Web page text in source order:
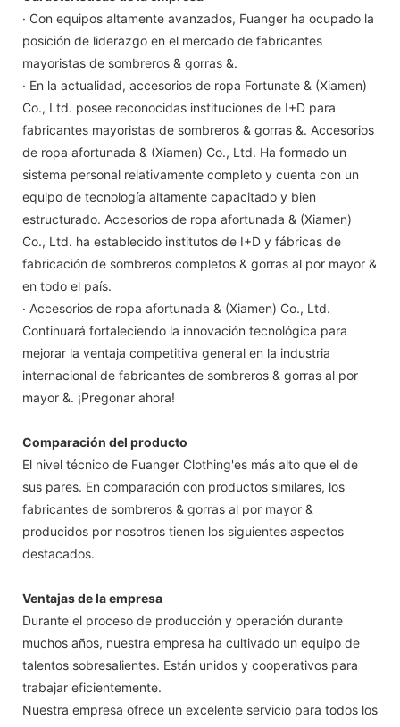
· Con equipos altamente avanzados, Fuanger ha ocupado la
posición de liderazgo en el mercado de fabricantes
mayoristas de sombreros & gorras &.
· En la actualidad, accesorios de ropa Fortunate & (Xiamen)
Co., Ltd. posee reconocidas instituciones de I+D para
fabricantes mayoristas de sombreros & gorras &. Accesorios
de ropa afortunada & (Xiamen) Co., Ltd. Ha formado un
sistema personal relativamente completo y cuenta con un
equipo de tecnología altamente capacitado y bien
estructurado. Accesorios de ropa afortunada & (Xiamen)
Co., Ltd. ha establecido institutos de I+D y fábricas de
fabricación de sombreros completos & gorras al por mayor &
en todo el país.
· Accesorios de ropa afortunada & (Xiamen) Co., Ltd.
Continuará fortaleciendo la innovación tecnológica para
mejorar la ventaja competitiva general en la industria
internacional de fabricantes de sombreros & gorras al por
mayor &. ¡Pregonar ahora!
Comparación del producto
El nivel técnico de Fuanger Clothing'es más alto que el de
sus pares. En comparación con productos similares, los
fabricantes de sombreros & gorras al por mayor &
producidos por nosotros tienen los siguientes aspectos
destacados.
Ventajas de la empresa
Durante el proceso de producción y operación durante
muchos años, nuestra empresa ha cultivado un equipo de
talentos sobresalientes. Están unidos y cooperativos para
trabajar eficientemente.
Nuestra empresa ofrece un excelente servicio para todos los